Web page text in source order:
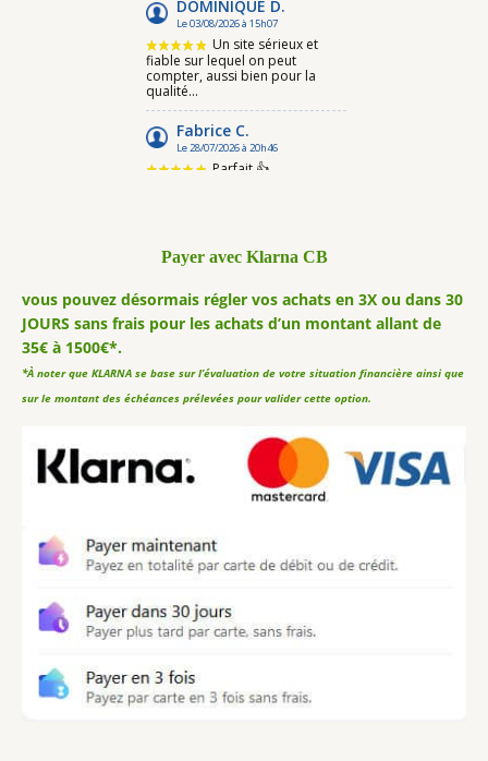
Payer avec Klarna CB
vous pouvez désormais régler vos achats en 3X ou dans 30
JOURS sans frais pour les achats d’un montant allant de
35€ à 1500€*.
*À noter que KLARNA se base sur l’évaluation de votre situation financière ainsi que
sur le montant des échéances prélevées pour valider cette option.